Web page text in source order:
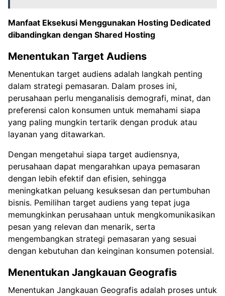
Manfaat Eksekusi Menggunakan Hosting Dedicated
dibandingkan dengan Shared Hosting
Menentukan Target Audiens
Menentukan target audiens adalah langkah penting
dalam strategi pemasaran. Dalam proses ini,
perusahaan perlu menganalisis demografi, minat, dan
preferensi calon konsumen untuk memahami siapa
yang paling mungkin tertarik dengan produk atau
layanan yang ditawarkan.
Dengan mengetahui siapa target audiensnya,
perusahaan dapat mengarahkan upaya pemasaran
dengan lebih efektif dan efisien, sehingga
meningkatkan peluang kesuksesan dan pertumbuhan
bisnis. Pemilihan target audiens yang tepat juga
memungkinkan perusahaan untuk mengkomunikasikan
pesan yang relevan dan menarik, serta
mengembangkan strategi pemasaran yang sesuai
dengan kebutuhan dan keinginan konsumen potensial.
Menentukan Jangkauan Geografis
Menentukan Jangkauan Geografis adalah proses untuk